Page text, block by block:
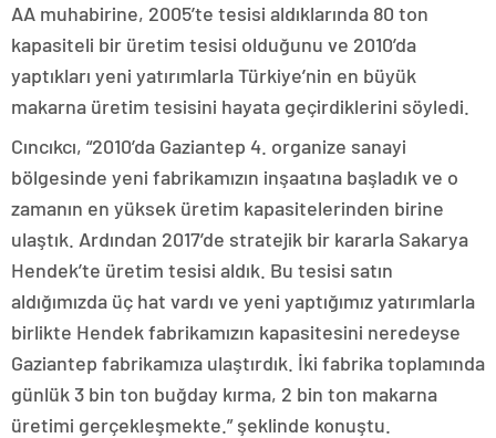
AA muhabirine, 2005’te tesisi aldıklarında 80 ton
kapasiteli bir üretim tesisi olduğunu ve 2010’da
yaptıkları yeni yatırımlarla Türkiye’nin en büyük
makarna üretim tesisini hayata geçirdiklerini söyledi.
Cıncıkcı, “2010’da Gaziantep 4. organize sanayi
bölgesinde yeni fabrikamızın inşaatına başladık ve o
zamanın en yüksek üretim kapasitelerinden birine
ulaştık. Ardından 2017’de stratejik bir kararla Sakarya
Hendek’te üretim tesisi aldık. Bu tesisi satın
aldığımızda üç hat vardı ve yeni yaptığımız yatırımlarla
birlikte Hendek fabrikamızın kapasitesini neredeyse
Gaziantep fabrikamıza ulaştırdık. İki fabrika toplamında
günlük 3 bin ton buğday kırma, 2 bin ton makarna
üretimi gerçekleşmekte.” şeklinde konuştu.